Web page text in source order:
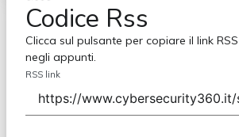
Codice Rss
Clicca sul pulsante per copiare il link RSS
negli appunti.
RSS link